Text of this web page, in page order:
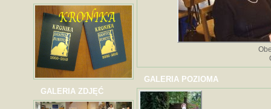
GALERIA ZDJĘĆ
GALERIA POZIOMA